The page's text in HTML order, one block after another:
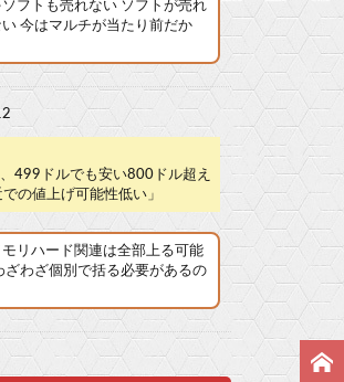
フトも売れない ソフトが売れ
今はマルチが当たり前だか
499ドルでも安い800ドル超え
の値上げ可能性低い」
リハード関連は全部上る可能
ざわざ個別で括る必要があるの